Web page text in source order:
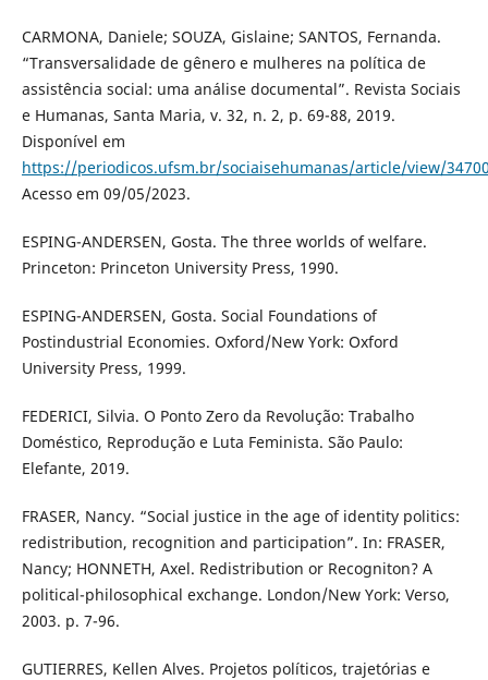
CARMONA, Daniele; SOUZA, Gislaine; SANTOS, Fernanda.
“Transversalidade de gênero e mulheres na política de
assistência social: uma análise documental”. Revista Sociais
e Humanas, Santa Maria, v. 32, n. 2, p. 69-88, 2019.
Disponível em
https://periodicos.ufsm.br/sociaisehumanas/article/view/
Acesso em 09/05/2023.
ESPING-ANDERSEN, Gosta. The three worlds of welfare.
Princeton: Princeton University Press, 1990.
ESPING-ANDERSEN, Gosta. Social Foundations of
Postindustrial Economies. Oxford/New York: Oxford
University Press, 1999.
FEDERICI, Silvia. O Ponto Zero da Revolução: Trabalho
Doméstico, Reprodução e Luta Feminista. São Paulo:
Elefante, 2019.
FRASER, Nancy. “Social justice in the age of identity politics:
redistribution, recognition and participation”. In: FRASER,
Nancy; HONNETH, Axel. Redistribution or Recogniton? A
political-philosophical exchange. London/New York: Verso,
2003. p. 7-96.
GUTIERRES, Kellen Alves. Projetos políticos, trajetórias e